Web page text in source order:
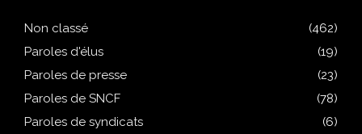
Non classé
(462)
Paroles d'élus
(19)
Paroles de presse
(23)
Paroles de SNCF
(78)
Paroles de syndicats
(6)